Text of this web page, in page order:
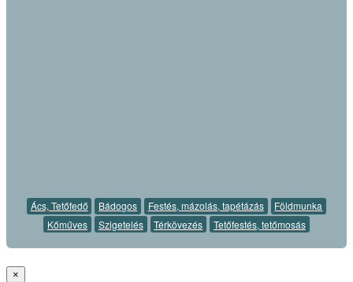
Ács, Tetőfedő Bádogos Festés, mázolás, tapétázás
Földmunka
Kőműves
Szigetelés Térkövezés Tetőfestés, tetőmosás
×